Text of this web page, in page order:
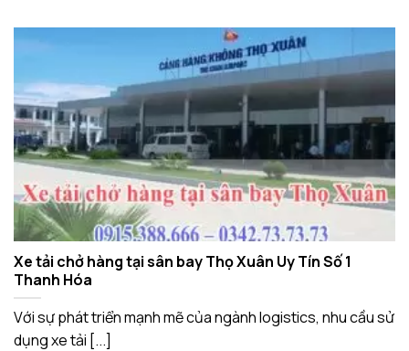
Xe tải chở hàng tại sân bay Thọ Xuân Uy Tín Số 1
Thanh Hóa
Với sự phát triển mạnh mẽ của ngành logistics, nhu cầu sử
dụng xe tải [...]